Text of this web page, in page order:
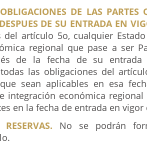
DE LAS PARTES
DE SU ENTRADA EN
del artículo 5o, cualquier
regional que pase a ser
de la fecha de su
las obligaciones del
sean aplicables en esa
integración económica
en la fecha de entrada en
No se podrán